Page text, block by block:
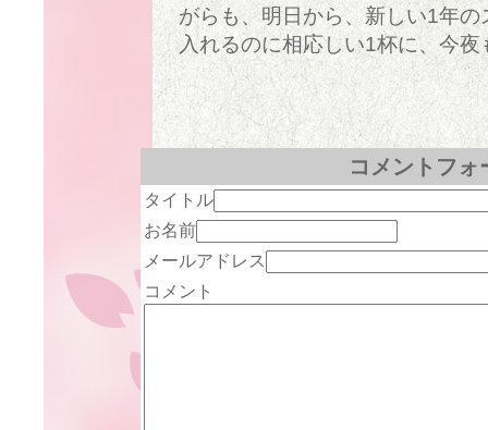
がらも、明日から、新しい1年
入れるのに相応しい1杯に、今夜
コメントフォ
タイトル
お名前
メールアドレス
コメント